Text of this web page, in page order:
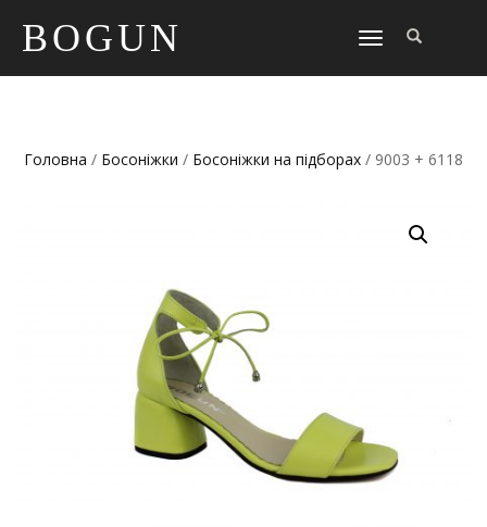
BOGUN
TOGGLE
Головна / Босоніжки / Босоніжки на підборах / 9003 + 6118